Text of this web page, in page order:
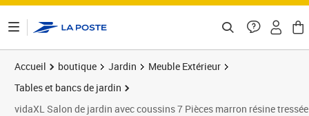
Accueil boutique Jardin
Meuble Extérieur
Tables et bancs de jardin
vidaXL Salon de jardin avec coussins 7 Pièces marron résine tressée